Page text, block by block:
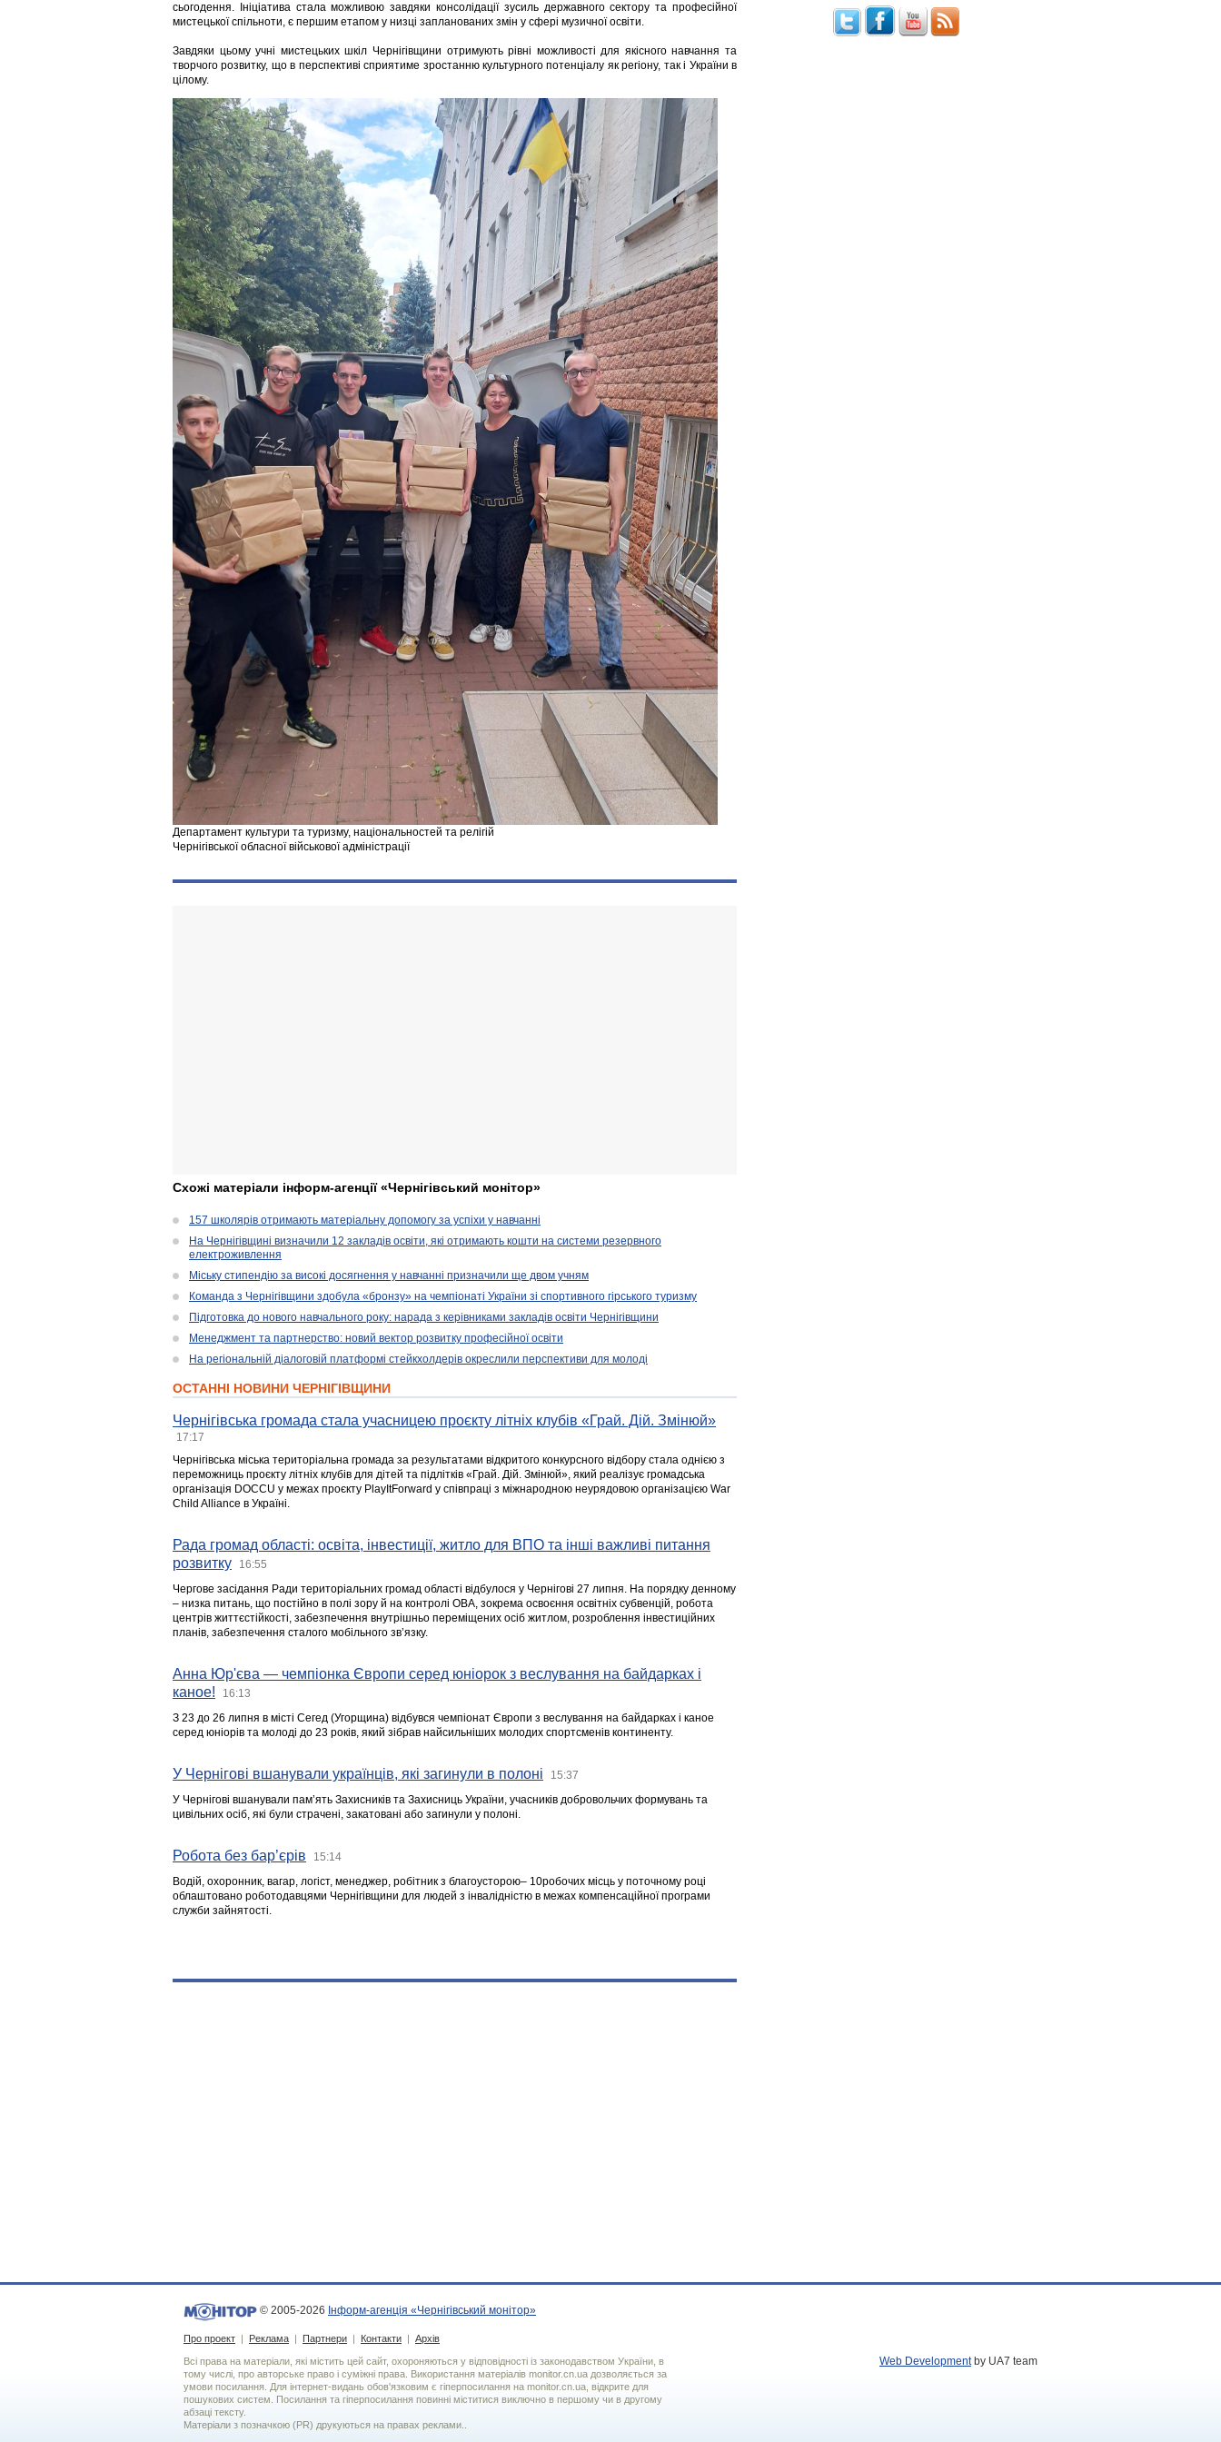
сьогодення. Ініціатива стала можливою завдяки консолідації зусиль державного сектору та професійної
мистецької спільноти, є першим етапом у низці запланованих змін у сфері музичної освіти.
Завдяки цьому учні мистецьких шкіл Чернігівщини отримують рівні можливості для якісного навчання та
творчого розвитку, що в перспективі сприятиме зростанню культурного потенціалу як регіону, так і України в
цілому.
Департамент культури та туризму, національностей та релігій
Чернігівської обласної військової адміністрації
Схожі матеріали інформ-агенції «Чернігівський монітор»
157 школярів отримають матеріальну допомогу за успіхи у навчанні
На Чернігівщині визначили 12 закладів освіти, які отримають кошти на системи резервного
електроживлення
Міську стипендію за високі досягнення у навчанні призначили ще двом учням
Команда з Чернігівщини здобула «бронзу» на чемпіонаті України зі спортивного гірського туризму
Підготовка до нового навчального року: нарада з керівниками закладів освіти Чернігівщини
Менеджмент та партнерство: новий вектор розвитку професійної освіти
На регіональній діалоговій платформі стейкхолдерів окреслили перспективи для молоді
ОСТАННІ НОВИНИ ЧЕРНІГІВЩИНИ
Чернігівська громада стала учасницею проєкту літніх клубів «Грай. Дій. Змінюй»
17:17
Чернігівська міська територіальна громада за результатами відкритого конкурсного відбору стала однією з
переможниць проєкту літніх клубів для дітей та підлітків «Грай. Дій. Змінюй», який реалізує громадська
організація DOCCU у межах проєкту PlayItForward у співпраці з міжнародною неурядовою організацією War
Child Alliance в Україні.
Рада громад області: освіта, інвестиції, житло для ВПО та інші важливі питання
розвитку
16:55
Чергове засідання Ради територіальних громад області відбулося у Чернігові 27 липня. На порядку денному
– низка питань, що постійно в полі зору й на контролі ОВА, зокрема освоєння освітніх субвенцій, робота
центрів життєстійкості, забезпечення внутрішньо переміщених осіб житлом, розроблення інвестиційних
планів, забезпечення сталого мобільного зв’язку.
Анна Юр'єва — чемпіонка Європи серед юніорок з веслування на байдарках і
каное!
16:13
З 23 до 26 липня в місті Сегед (Угорщина) відбувся чемпіонат Європи з веслування на байдарках і каное
серед юніорів та молоді до 23 років, який зібрав найсильніших молодих спортсменів континенту.
У Чернігові вшанували українців, які загинули в полоні 15:37
У Чернігові вшанували пам’ять Захисників та Захисниць України, учасників добровольчих формувань та
цивільних осіб, які були страчені, закатовані або загинули у полоні.
Робота без бар’єрів 15:14
Водій, охоронник, вагар, логіст, менеджер, робітник з благоусторою– 10робочих місць у поточному році
облаштовано роботодавцями Чернігівщини для людей з інвалідністю в межах компенсаційної програми
служби зайнятості.
© 2005-2026 Інформ-агенція «Чернігівський монітор»
Про проект | Реклама | Партнери | Контакти | Архів
Всі права на матеріали, які містить цей сайт, охороняються у відповідності із законодавством України, в
тому числі, про авторське право і суміжні права. Використання матерiалiв monitor.cn.ua дозволяється за
умови посилання. Для iнтернет-видань обов'язковим є гiперпосилання на monitor.cn.ua, відкрите для
пошукових систем. Посилання та гіперпосилання повинні міститися виключно в першому чи в другому
абзаці тексту.
Матеріали з позначкою (PR) друкуються на правах реклами..
Web Developmentby UA7 team